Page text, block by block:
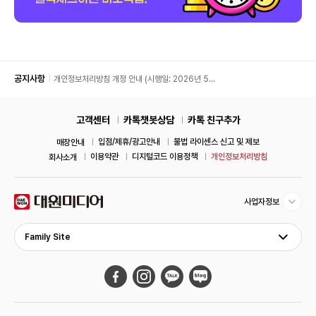
공지사항
개인정보처리방침 개정 안내 (시행일: 2026년 5월
고객센터 카톡챗봇상담 카톡 친구추가
매장안내 입점/제휴/광고안내
불법 라이센스 신고 및 제보
회사소개
이용약관 디지털코드 이용정책 개인정보처리방침
사업자정보
Family Site